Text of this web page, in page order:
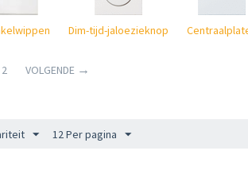
Dim-tijd-jaloezieknop
2 VOLGENDE
12 Per pagina